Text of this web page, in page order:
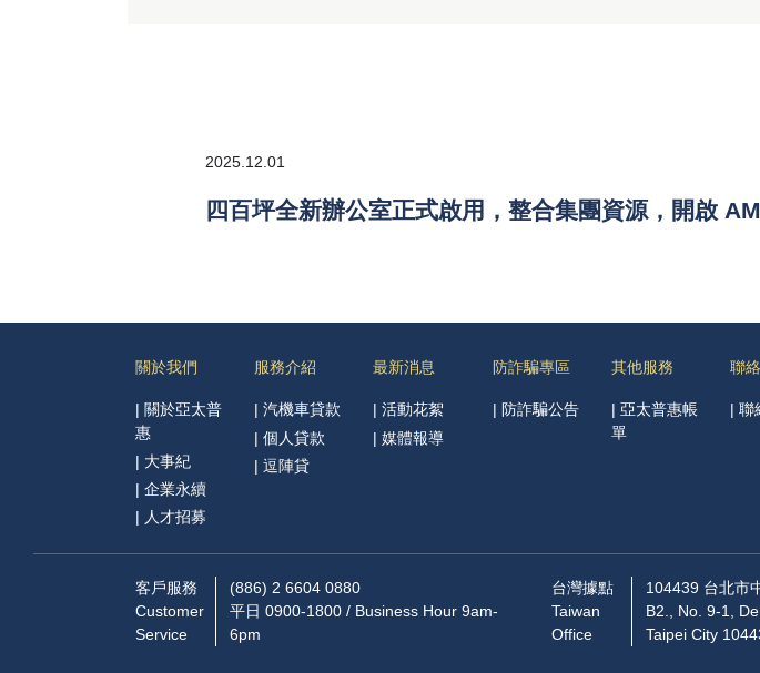
2025.12.01
四百坪全新辦公室正式啟用，整合集團資源，開啟
關於我們
| 關於亞太普
惠
| 大事紀
| 企業永續
| 人才招募
服務介紹
|汽機車貸款
|個人貸款
|逗陣貸
最新消息
|活動花絮
|媒體報導
防詐騙專區
| 防詐騙公告
其他服務
| 亞太普惠帳
單
聯
|聯
客戶服務
Customer
Service
(886) 2 6604 0880
平日 0900-1800 / Business Hour 9am-
6pm
台灣據點
Taiwan
Office
104439 台北市
B2., No. 9-1,
Taipei City